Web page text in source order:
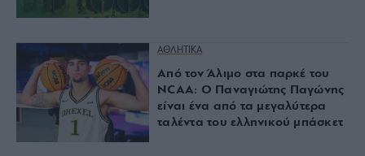
ΑΘΛΗΤΙΚΑ
Από τον Άλιμο στα παρκέ του
NCAA: Ο Παναγιώτης Παγώνης
είναι ένα από τα μεγαλύτερα
ταλέντα του ελληνικού μπάσκετ